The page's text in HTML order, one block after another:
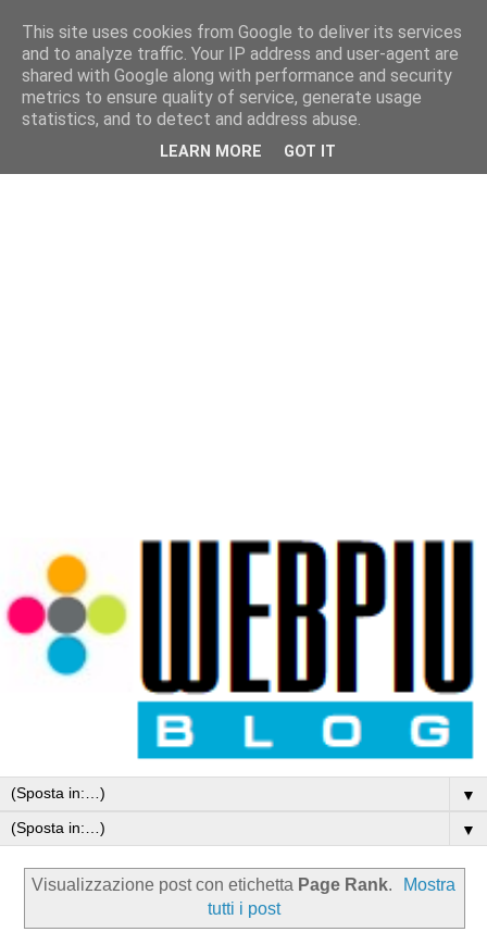
▼
▼
Visualizzazione post con etichetta Page Rank.
Mostra
tutti i post
This site uses cookies from Google to deliver its services
and to analyze traffic. Your IP address and user-agent are
shared with Google along with performance and security
metrics to ensure quality of service, generate usage
statistics, and to detect and address abuse.
LEARN MORE GOT IT